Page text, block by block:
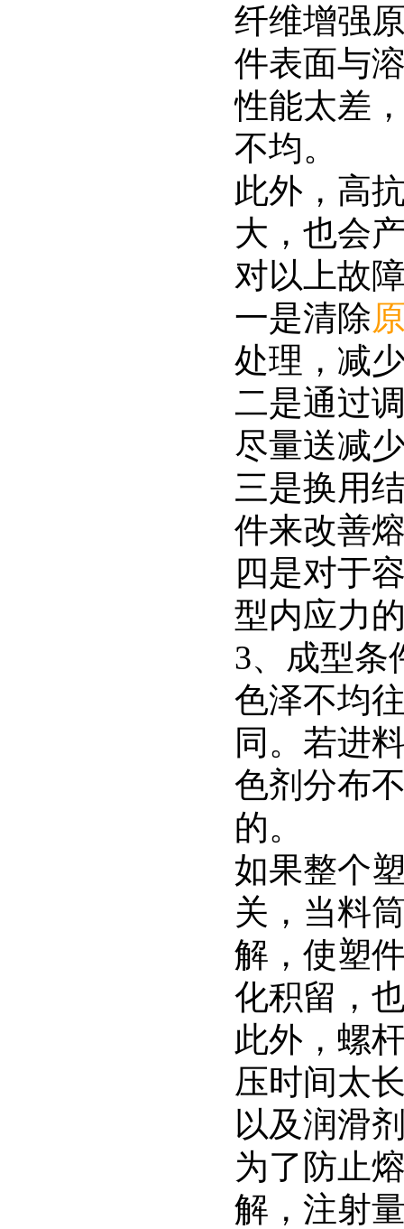
纤维增强
件表面与
性能太差
不均。
此外，高
大，也会
对以上故
一是清除
处理，减
二是通过
尽量送减
三是换用
件来改善
四是对于
型内应力
3、成型条
色泽不均
同。若进
色剂分布
的。
如果整个
关，当料
解，使塑
化积留，
此外，螺
压时间太
以及润滑
为了防止
解，注射